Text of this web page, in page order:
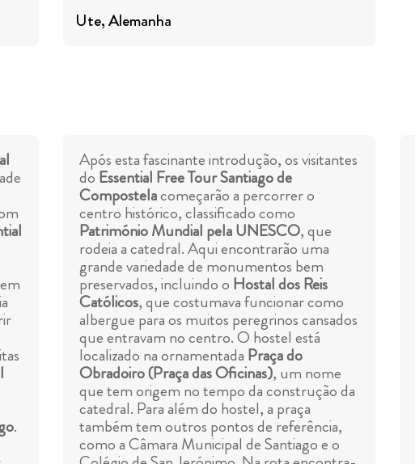
Ute, Alemanha
.
Após esta fascinante introdução, os visitantes
do Essential Free Tour Santiago de
Compostelacomeçarão a percorrer o
centro histórico, classificado como
Património Mundial pela UNESCO, que
rodeia a catedral. Aqui encontrarão uma
grande variedade de monumentos bem
preservados, incluindo o Hostal dos Reis
Católicos, que costumava funcionar como
albergue para os muitos peregrinos cansados
que entravam no centro. O hostel está
localizado na ornamentada Praça do
Obradoiro (Praça das Oficinas), um nome
que tem origem no tempo da construção da
catedral. Para além do hostel, a praça
também tem outros pontos de referência,
como a Câmara Municipal de Santiago e o